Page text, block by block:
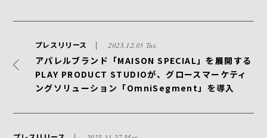
プレスリリース 2023.12.05 Tue.
アパレルブランド「MAISON SPECIAL」を展開する
PLAY PRODUCT STUDIOが、グロースマーケティ
ングソリューション「OmniSegment」を導入